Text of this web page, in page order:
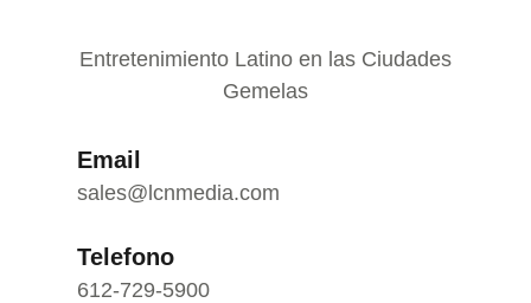
Entretenimiento Latino en las Ciudades
Gemelas
Email
sales@lcnmedia.com
Telefono
612-729-5900